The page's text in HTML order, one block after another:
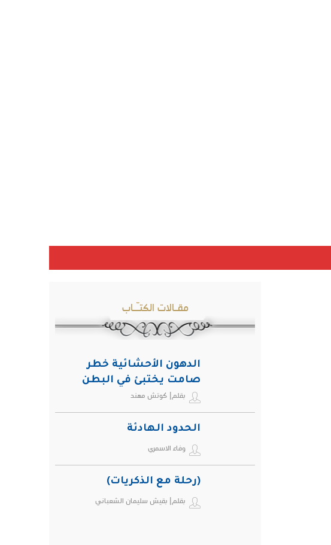
مقـالات الكتـّـاب
الدهون الأحشائية خطر
صامت يختبئ في البطن
ويهدد صحة الإنسان
بقلم| كوتش مهند
الحدود الهادئة
وفاء الاسمري
(رحلة مع الذكريات)
بقلم| بقيش سليمان الشعباني